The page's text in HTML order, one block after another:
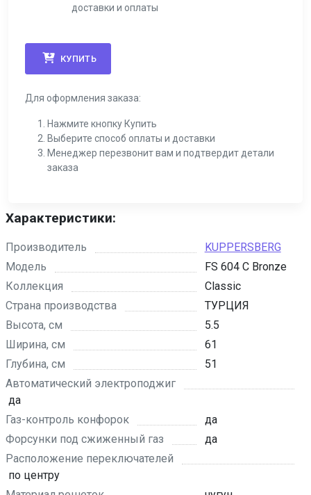
доставки и оплаты
КУПИТЬ
Для оформления заказа:
Нажмите кнопку Купить
Выберите способ оплаты и доставки
Менеджер перезвонит вам и подтвердит детали
заказа
Характеристики:
Производитель
KUPPERSBERG
Модель
FS 604 C Bronze
Коллекция
Classic
Страна производства
ТУРЦИЯ
Высота, см
5.5
Ширина, см
61
Глубина, см
51
Автоматический электроподжиг
да
Газ-контроль конфорок
да
Форсунки под сжиженный газ
да
Расположение переключателей
по центру